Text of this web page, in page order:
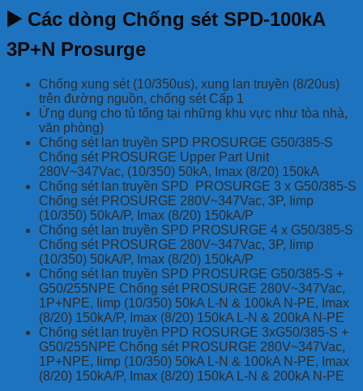
▶️ Các dòng Chống sét SPD-100kA
3P+N Prosurge
Chống xung sét (10/350us), xung lan truyền (8/20us)
trên đường nguồn, chống sét Cấp 1
Ứng dụng cho tủ tổng tại những khu vực như tòa nhà,
văn phòng)
Chống sét lan truyền SPD PROSURGE G50/385-S
Chống sét PROSURGE Upper Part Unit
280V~347Vac, (10/350) 50kA, Imax (8/20) 150kA
Chống sét lan truyền SPD PROSURGE 3 x G50/385-S
Chống sét PROSURGE 280V~347Vac, 3P, Iimp
(10/350) 50kA/P, Imax (8/20) 150kA/P
Chống sét lan truyền SPD PROSURGE 4 x G50/385-S
Chống sét PROSURGE 280V~347Vac, 3P, Iimp
(10/350) 50kA/P, Imax (8/20) 150kA/P
Chống sét lan truyền SPD PROSURGE G50/385-S +
G50/255NPE Chống sét PROSURGE 280V~347Vac,
1P+NPE, Iimp (10/350) 50kA L-N & 100kA N-PE, Imax
(8/20) 150kA/P, Imax (8/20) 150kA L-N & 200kA N-PE
Chống sét lan truyền PPD ROSURGE 3xG50/385-S +
G50/255NPE Chống sét PROSURGE 280V~347Vac,
1P+NPE, Iimp (10/350) 50kA L-N & 100kA N-PE, Imax
(8/20) 150kA/P, Imax (8/20) 150kA L-N & 200kA N-PE